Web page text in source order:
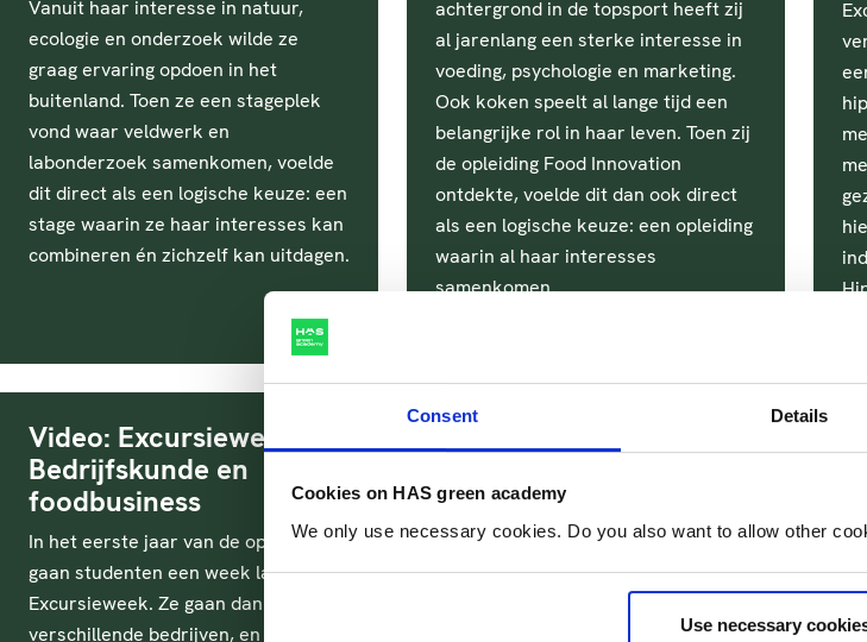
Consent Details
Cookies on HAS green academy
We only use necessary cookies. Do you also want to allow other
Use necessary
Vanuit haar interesse in natuur,
ecologie en onderzoek wilde ze
graag ervaring opdoen in het
buitenland. Toen ze een stageplek
vond waar veldwerk en
labonderzoek samenkomen, voelde
dit direct als een logische keuze: een
stage waarin ze haar interesses kan
combineren én zichzelf kan uitdagen.
achtergrond in de topsport heeft zij
al jarenlang een sterke interesse in
voeding, psychologie en marketing.
Ook koken speelt al lange tijd een
belangrijke rol in haar leven. Toen zij
de opleiding Food Innovation
ontdekte, voelde dit dan ook direct
als een logische keuze: een opleiding
waarin al haar interesses
samenkomen.
Video: Excursieweek
Bedrijfskunde en
foodbusiness
In het eerste jaar van de opleiding
gaan studenten een week lang op
Excursieweek. Ze gaan dan langs bij
verschillende bedrijven, en krijgen
aan het woord
Als productontwikkelaar bij Upfront
werkt Stefan dagelijks aan het
verbeteren én creëren van
voedingsproducten. “Mijn werk